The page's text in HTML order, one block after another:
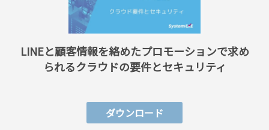
LINEと顧客情報を絡めたプロモーションで求め
られるクラウドの要件とセキュリティ
ダウンロード